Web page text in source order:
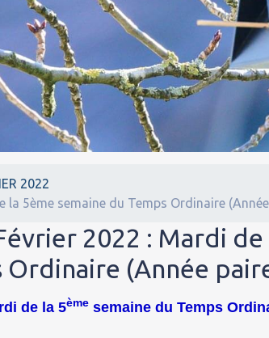
2022
5ème semaine du Temps Ordinaire
2022 : Mardi de
Ordinaire (Année
de la 5ème semaine du Temps